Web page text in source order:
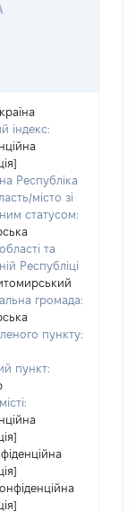
індекс:
Республіка
місто зі
статусом:
та
Республіці
громада:
пункту:
пункт: